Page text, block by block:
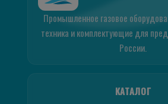
Промышленное газовое
техника и комплектующие для
России.
КАТАЛОГ